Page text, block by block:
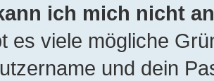
ich mich nicht
es viele mögliche
und dein